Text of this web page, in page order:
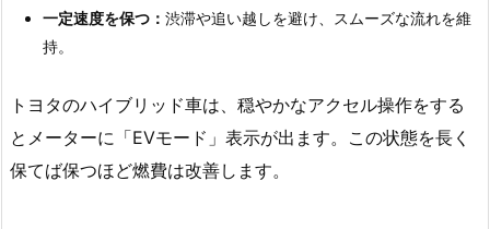
一定速度を保つ： 渋滞や追い越しを避け、スムーズな流れを維
持。
トヨタのハイブリッド車は、穏やかなアクセル操作をする
とメーターに「EVモード」表示が出ます。この状態を長く
保てば保つほど燃費は改善します。